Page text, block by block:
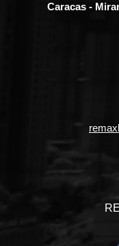
Caracas -